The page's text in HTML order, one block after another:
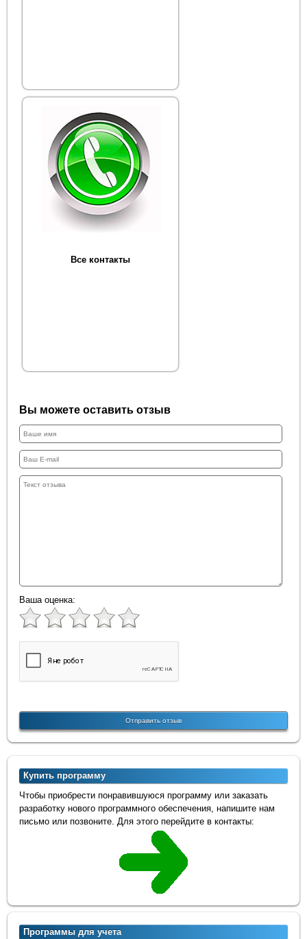
Все контакты
Вы можете оставить отзыв
Ваша оценка:
Купить программу
Чтобы приобрести понравившуюся программу или заказать
разработку нового программного обеспечения, напишите нам
письмо или позвоните. Для этого перейдите в контакты:
Программы для учета